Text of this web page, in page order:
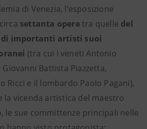
di Venezia, l’esposizione
settanta operetra quelle del
di importanti artisti suoi
(tra cui i veneti Antonio
Giovanni Battista Piazzetta,
Ricci e il lombardo Paolo Pagani),
la vicenda artistica del maestro
le sue committenze principali nelle